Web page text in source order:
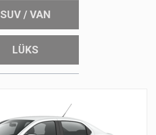
SUV / VAN
LÜKS